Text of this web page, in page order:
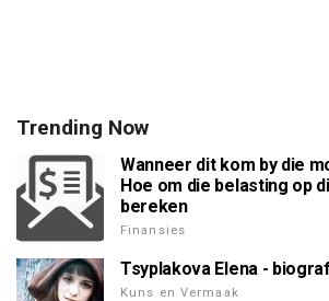
Trending Now
Wanneer dit kom by die
Hoe om die belasting op
bereken
Finansies
Tsyplakova Elena -
Kuns en Vermaak